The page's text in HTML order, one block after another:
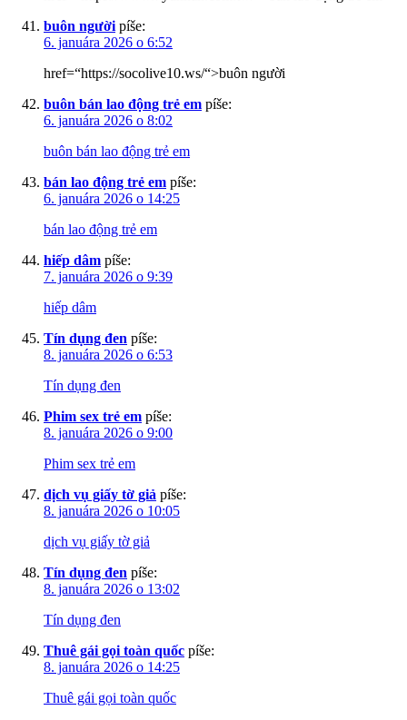
buôn người píše:
6. januára 2026 o 6:52
href=“https://socolive10.ws/“>buôn người
buôn bán lao động trẻ em píše:
6. januára 2026 o 8:02
buôn bán lao động trẻ em
bán lao động trẻ em píše:
6. januára 2026 o 14:25
bán lao động trẻ em
hiếp dâm píše:
7. januára 2026 o 9:39
hiếp dâm
Tín dụng đen píše:
8. januára 2026 o 6:53
Tín dụng đen
Phim sex trẻ em píše:
8. januára 2026 o 9:00
Phim sex trẻ em
dịch vụ giấy tờ giả píše:
8. januára 2026 o 10:05
dịch vụ giấy tờ giả
Tín dụng đen píše:
8. januára 2026 o 13:02
Tín dụng đen
Thuê gái gọi toàn quốc píše:
8. januára 2026 o 14:25
Thuê gái gọi toàn quốc